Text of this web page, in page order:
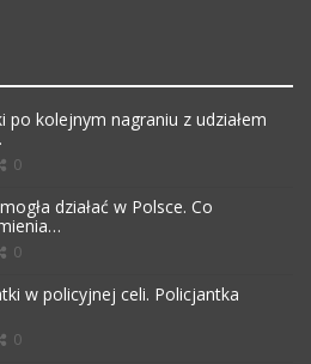
po kolejnym nagraniu z udziałem
0
działać w Polsce. Co
0
w policyjnej celi. Policjantka
0